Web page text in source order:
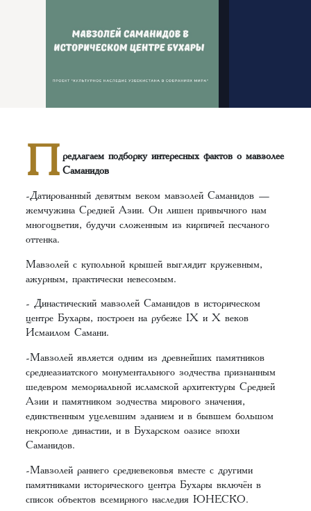
П редлагаем подборку интересных фактов о мавзолее
Саманидов
-Датированный девятым веком мавзолей Саманидов —
жемчужина Средней Азии. Он лишен привычного нам
многоцветия, будучи сложенным из кирпичей песчаного
оттенка.
Мавзолей с купольной крышей выглядит кружевным,
ажурным, практически невесомым.
- Династический мавзолей Саманидов в историческом
центре Бухары, построен на рубеже IX и X веков
Исмаилом Самани.
-Мавзолей является одним из древнейших памятников
среднеазиатского монументального зодчества признанным
шедевром мемориальной исламской архитектуры Средней
Азии и памятником зодчества мирового значения,
единственным уцелевшим зданием и в бывшем большом
некрополе династии, и в Бухарском оазисе эпохи
Саманидов.
-Мавзолей раннего средневековья вместе с другими
памятниками исторического центра Бухары включён в
список объектов всемирного наследия ЮНЕСКО.